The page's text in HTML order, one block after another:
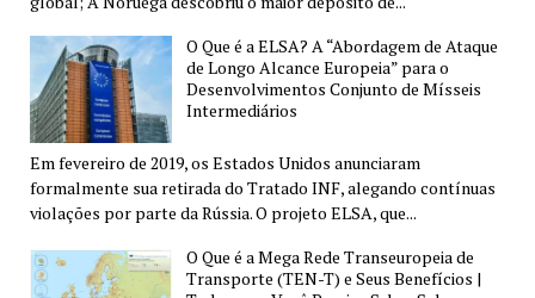
O Que é a ELSA? A “Abordagem de Ataque
de Longo Alcance Europeia” para o
Desenvolvimentos Conjunto de Mísseis
Intermediários
Em fevereiro de 2019, os Estados Unidos anunciaram
formalmente sua retirada do Tratado INF, alegando contínuas
violações por parte da Rússia. O projeto ELSA, que...
O Que é a Mega Rede Transeuropeia de
Transporte (TEN-T) e Seus Benefícios |